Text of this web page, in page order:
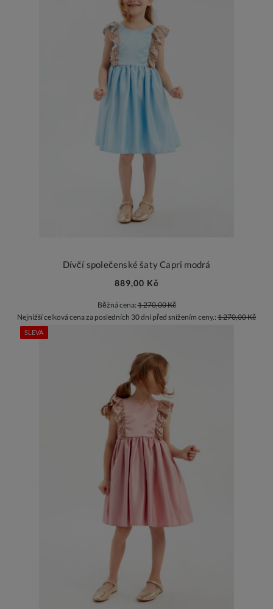
Dívčí společenské šaty Capri modrá
889,00 Kč
Běžná cena:1 270,00 Kč
Nejnižší celková cena za posledních 30 dní před snížením ceny.: 1 270,00 Kč
SLEVA